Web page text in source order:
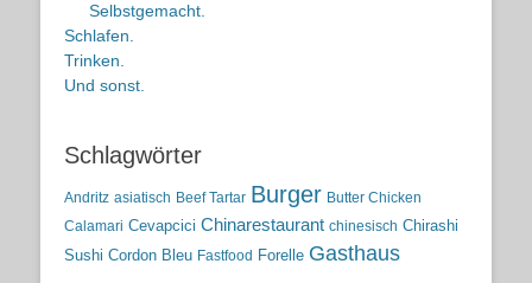
Selbstgemacht.
Schlafen.
Trinken.
Und sonst.
Schlagwörter
Andritz asiatisch Beef Tartar Burger Butter Chicken
Calamari Cevapcici Chinarestaurant chinesisch Chirashi
Sushi Cordon Bleu Fastfood Forelle Gasthaus